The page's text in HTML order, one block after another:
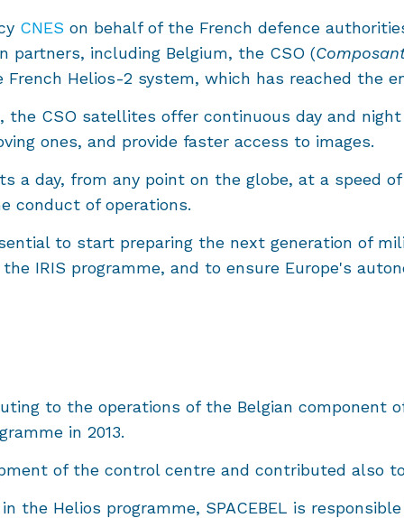
CNES on behalf of the French defence
partners, including Belgium, the CSO (
Helios-2 system, which has reached the
the CSO satellites offer continuous day and
ones, and provide faster access to images.
a day, from any point on the globe, at a speed
conduct of operations.
to start preparing the next generation of
IRIS programme, and to ensure Europe's
to the operations of the Belgian component
in 2013.
of the control centre and contributed also
the Helios programme, SPACEBEL is